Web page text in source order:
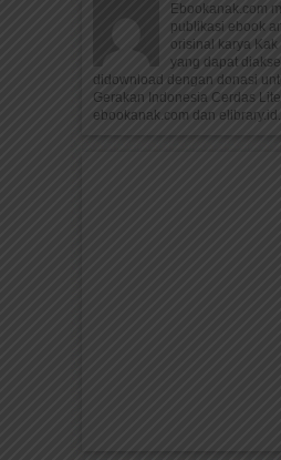
Ebookanak.com
publikasi ebook
orisinal karya
yang dapat
didownload dengan donasi
Gerakan Indonesia Cerdas
ebookanak.com dan elibrary.id.